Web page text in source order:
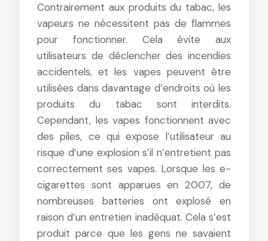
Contrairement aux produits du tabac, les
vapeurs ne nécessitent pas de flammes
pour fonctionner. Cela évite aux
utilisateurs de déclencher des incendies
accidentels, et les vapes peuvent être
utilisées dans davantage d’endroits où les
produits du tabac sont interdits.
Cependant, les vapes fonctionnent avec
des piles, ce qui expose l’utilisateur au
risque d’une explosion s’il n’entretient pas
correctement ses vapes. Lorsque les e-
cigarettes sont apparues en 2007, de
nombreuses batteries ont explosé en
raison d’un entretien inadéquat. Cela s’est
produit parce que les gens ne savaient